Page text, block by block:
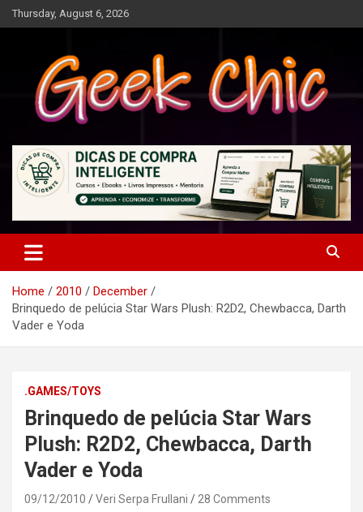
Skip
to
Thursday, August 6, 2026
Geek Chic
Home 2010
December
Brinquedo de pelúcia Star Wars Plush: R2D2, Chewbacca, Darth
Vader e Yoda
.GAMES/TOYS
Brinquedo de pelúcia Star Wars
Plush: R2D2, Chewbacca, Darth
Vader e Yoda
09/12/2010 Veri Serpa Frullani 28 Comments